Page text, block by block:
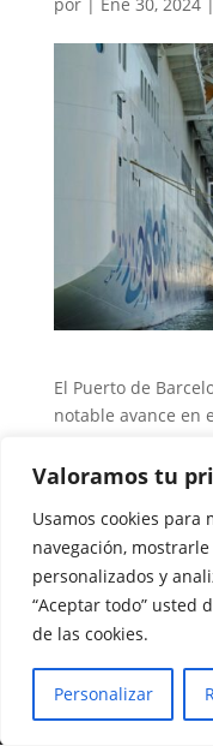
Valoramos tu
Usamos cookies
navegación,
personalizados y
“Aceptar todo” usted
de las cookies.
Personalizar
El Puerto de
notable avance en
realizando un total
año de referencia